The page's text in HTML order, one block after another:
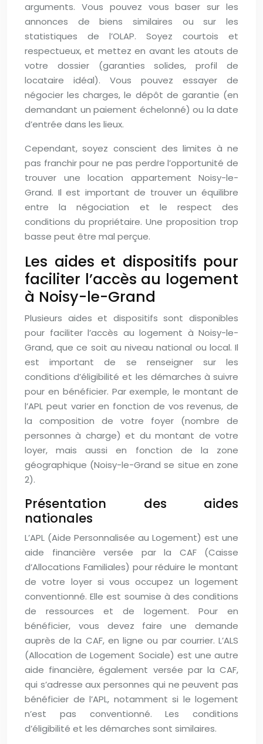
arguments. Vous pouvez vous baser sur les
annonces de biens similaires ou sur les
statistiques de l’OLAP. Soyez courtois et
respectueux, et mettez en avant les atouts de
votre dossier (garanties solides, profil de
locataire idéal). Vous pouvez essayer de
négocier les charges, le dépôt de garantie (en
demandant un paiement échelonné) ou la date
d’entrée dans les lieux.
Cependant, soyez conscient des limites à ne
pas franchir pour ne pas perdre l’opportunité de
trouver une location appartement Noisy-le-
Grand. Il est important de trouver un équilibre
entre la négociation et le respect des
conditions du propriétaire. Une proposition trop
basse peut être mal perçue.
Les aides et dispositifs pour
faciliter l’accès au logement
à Noisy-le-Grand
Plusieurs aides et dispositifs sont disponibles
pour faciliter l’accès au logement à Noisy-le-
Grand, que ce soit au niveau national ou local. Il
est important de se renseigner sur les
conditions d’éligibilité et les démarches à suivre
pour en bénéficier. Par exemple, le montant de
l’APL peut varier en fonction de vos revenus, de
la composition de votre foyer (nombre de
personnes à charge) et du montant de votre
loyer, mais aussi en fonction de la zone
géographique (Noisy-le-Grand se situe en zone
2).
Présentation des aides
nationales
L’APL (Aide Personnalisée au Logement) est une
aide financière versée par la CAF (Caisse
d’Allocations Familiales) pour réduire le montant
de votre loyer si vous occupez un logement
conventionné. Elle est soumise à des conditions
de ressources et de logement. Pour en
bénéficier, vous devez faire une demande
auprès de la CAF, en ligne ou par courrier. L’ALS
(Allocation de Logement Sociale) est une autre
aide financière, également versée par la CAF,
qui s’adresse aux personnes qui ne peuvent pas
bénéficier de l’APL, notamment si le logement
n’est pas conventionné. Les conditions
d’éligibilité et les démarches sont similaires.